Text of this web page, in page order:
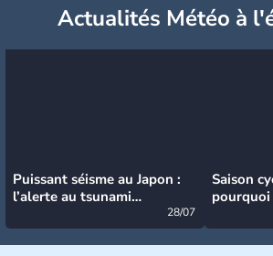
Actualités Météo à
Puissant séisme au Japon :
l’alerte au tsunami
28/07
Saison